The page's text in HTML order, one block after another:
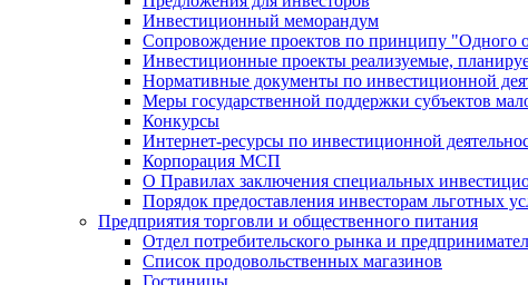
Инвестиционный меморандум
Сопровождение проектов по принципу "Oдного
Инвестиционные проекты реализуемые,
Нормативные документы по инвестиционной
Меры государственной поддержки субъектов
Конкурсы
Интернет-ресурсы по инвестиционной
Корпорация МСП
О Правилах заключения специальных
Порядок предоставления инвесторам льготных
Предприятия торговли и общественного питания
Отдел потребительского рынка и
Список продовольственных магазинов
Гостиницы